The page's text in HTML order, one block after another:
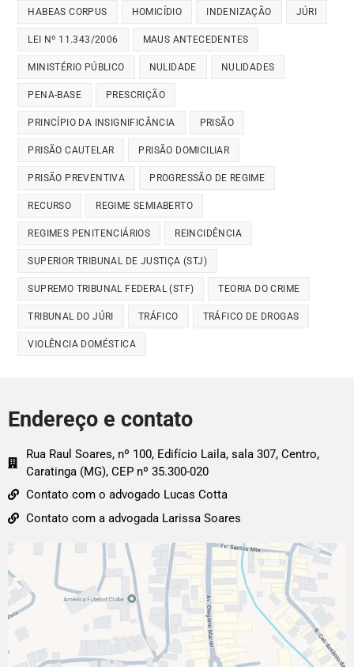
HABEAS CORPUS HOMICÍDIO INDENIZAÇÃO JÚRI
LEI Nº 11.343/2006 MAUS ANTECEDENTES
MINISTÉRIO PÚBLICO NULIDADE NULIDADES
PENA-BASE PRESCRIÇÃO
PRINCÍPIO DA INSIGNIFICÂNCIA PRISÃO
PRISÃO CAUTELAR PRISÃO DOMICILIAR
PRISÃO PREVENTIVA PROGRESSÃO DE REGIME
RECURSO REGIME SEMIABERTO
REGIMES PENITENCIÁRIOS REINCIDÊNCIA
SUPERIOR TRIBUNAL DE JUSTIÇA (STJ)
SUPREMO TRIBUNAL FEDERAL (STF) TEORIA DO CRIME
TRIBUNAL DO JÚRI TRÁFICO TRÁFICO DE DROGAS
VIOLÊNCIA DOMÉSTICA
Endereço e contato
Rua Raul Soares, nº 100, Edifício Laila, sala 307, Centro,
Caratinga (MG), CEP nº 35.300-020
Contato com o advogado Lucas Cotta
Contato com a advogada Larissa Soares